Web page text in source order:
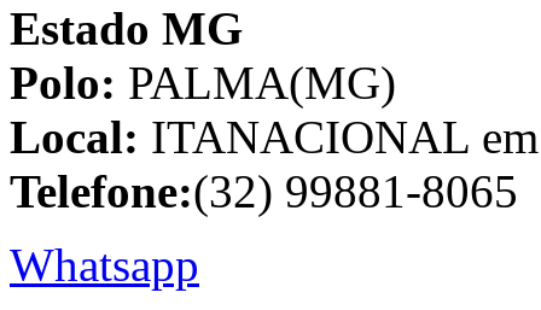
Estado MG
Polo: PALMA(MG)
Local: ITANACIONAL
Telefone:(32) 99881-8065
Whatsapp